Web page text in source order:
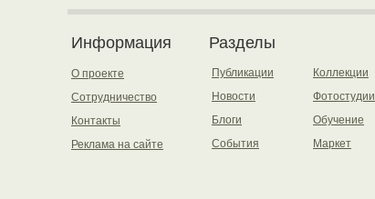
Информация
О проекте
Сотрудничество
Контакты
Реклама на сайте
Разделы
Публикации
Новости
Блоги
События
Коллекции
Фотостудии
Обучение
Маркет